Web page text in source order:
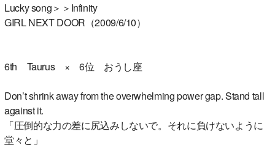
Lucky song＞＞Infinity
GIRL NEXT DOOR（2009/6/10）
6th Taurus × 6位 おうし座
Don’t shrink away from the overwhelming power gap. Stand tall
against it.
「圧倒的な力の差に尻込みしないで。それに負けないように
堂々と」